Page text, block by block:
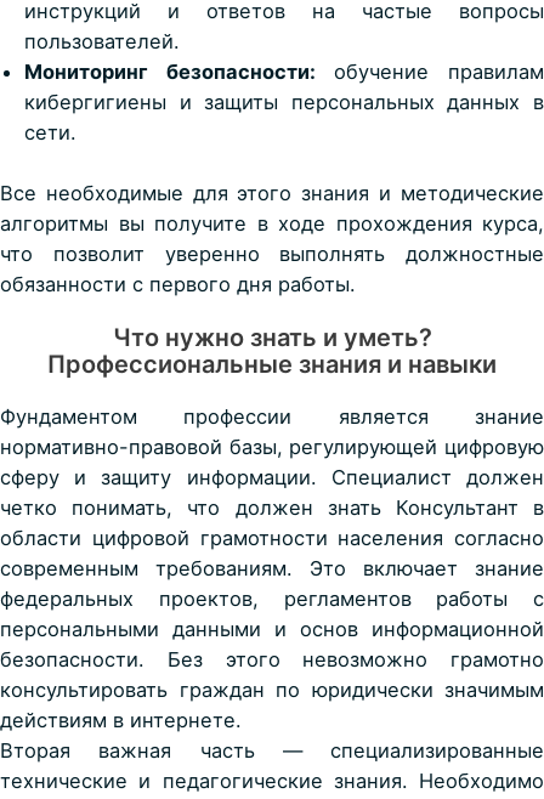
инструкций и ответов на частые вопросы
пользователей.
Мониторинг безопасности: обучение правилам
кибергигиены и защиты персональных данных в
сети.
Все необходимые для этого знания и методические
алгоритмы вы получите в ходе прохождения курса,
что позволит уверенно выполнять должностные
обязанности с первого дня работы.
Что нужно знать и уметь?
Профессиональные знания и навыки
Фундаментом профессии является знание
нормативно-правовой базы, регулирующей цифровую
сферу и защиту информации. Специалист должен
четко понимать, что должен знать Консультант в
области цифровой грамотности населения согласно
современным требованиям. Это включает знание
федеральных проектов, регламентов работы с
персональными данными и основ информационной
безопасности. Без этого невозможно грамотно
консультировать граждан по юридически значимым
действиям в интернете.
Вторая важная часть — специализированные
технические и педагогические знания. Необходимо